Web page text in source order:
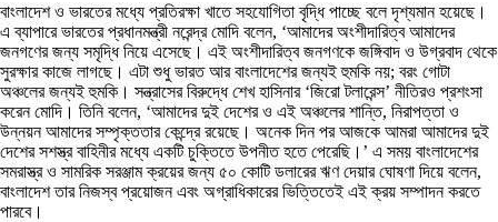
বাংলাদেশ ও ভারতের মধ্যে প্রতিরক্ষা খাতে সহযোগিতা বৃদ্ধি পাচ্ছে বলে দৃশ্যমান হয়েছে।
এ ব্যাপারে ভারতের প্রধানমন্ত্রী নরেন্দ্র মোদি বলেন, ‘আমাদের অংশীদারিত্ব আমাদের
জনগণের জন্য সমৃদ্ধি নিয়ে এসেছে। এই অংশীদারিত্ব জনগণকে জঙ্গিবাদ ও উগ্রবাদ থেকে
সুরক্ষার কাজে লাগছে। এটা শুধু ভারত আর বাংলাদেশের জন্যই হুমকি নয়; বরং গোটা
অঞ্চলের জন্যই হুমকি। সন্ত্রাসের বিরুদ্ধে শেখ হাসিনার ‘জিরো টলারেন্স’ নীতিরও প্রশংসা
করেন মোদি। তিনি বলেন, ‘আমাদের দুই দেশের ও এই অঞ্চলের শান্তি, নিরাপত্তা ও
উন্নয়ন আমাদের সম্পৃক্ততার কেন্দ্রে রয়েছে। অনেক দিন পর আজকে আমরা আমাদের দুই
দেশের সশস্ত্র বাহিনীর মধ্যে একটি চুক্তিতে উপনীত হতে পেরেছি।’ এ সময় বাংলাদেশের
সমরাস্ত্র ও সামরিক সরঞ্জাম ক্রয়ের জন্য ৫০ কোটি ডলারের ঋণ দেয়ার ঘোষণা দিয়ে বলেন,
বাংলাদেশ তার নিজস্ব প্রয়োজন এবং অগ্রাধিকারের ভিত্তিতেই এই ক্রয় সম্পাদন করতে
পারবে।